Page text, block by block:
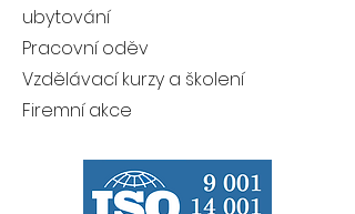
ubytování
Pracovní oděv
Vzdělávací kurzy a školení
Firemní akce